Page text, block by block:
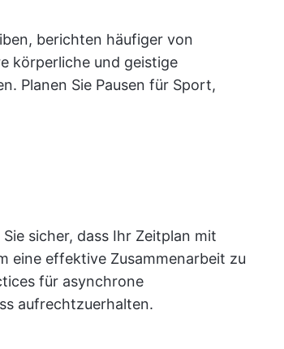
berichten häufiger von
körperliche und geistige
Planen Sie Pausen für Sport,
sicher, dass Ihr Zeitplan mit
eine effektive Zusammenarbeit zu
für asynchrone
aufrechtzuerhalten.